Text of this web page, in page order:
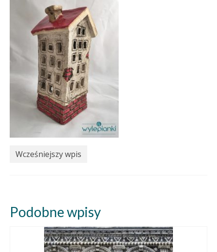
Wcześniejszy wpis
Podobne wpisy